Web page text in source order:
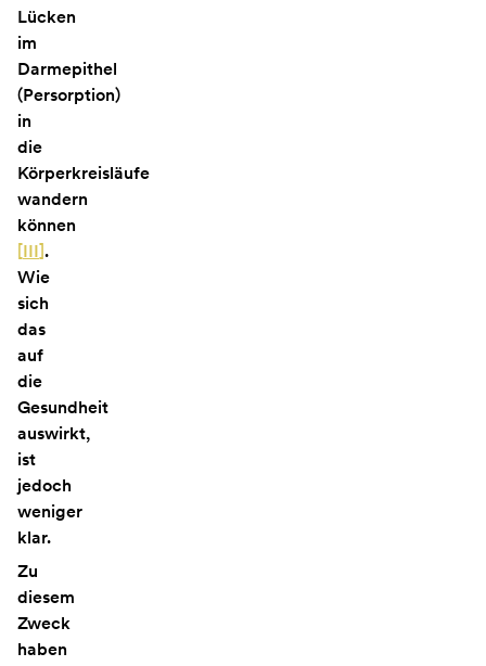
Lücken
im
Darmepithel
(Persorption)
in
die
Körperkreisläufe
wandern
können
[III].
Wie
sich
das
auf
die
Gesundheit
auswirkt,
ist
jedoch
weniger
klar.
Zu
diesem
Zweck
haben